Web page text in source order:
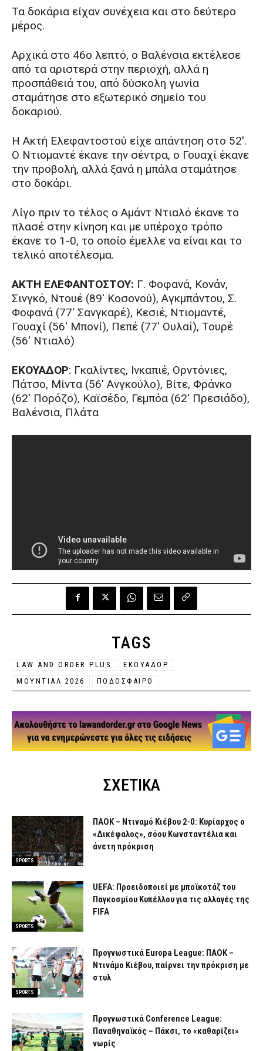
Τα δοκάρια είχαν συνέχεια και στο δεύτερο
μέρος.
Αρχικά στο 46ο λεπτό, ο Βαλένσια εκτέλεσε
από τα αριστερά στην περιοχή, αλλά η
προσπάθειά του, από δύσκολη γωνία
σταμάτησε στο εξωτερικό σημείο του
δοκαριού.
Η Ακτή Ελεφαντοστού είχε απάντηση στο 52′.
Ο Ντιομαντέ έκανε την σέντρα, ο Γουαχί έκανε
την προβολή, αλλά ξανά η μπάλα σταμάτησε
στο δοκάρι.
Λίγο πριν το τέλος ο Αμάντ Ντιαλό έκανε το
πλασέ στην κίνηση και με υπέροχο τρόπο
έκανε το 1-0, το οποίο έμελλε να είναι και το
τελικό αποτέλεσμα.
ΑΚΤΗ ΕΛΕΦΑΝΤΟΣΤΟΥ: Γ. Φοφανά, Κονάν,
Σινγκό, Ντουέ (89′ Κοσονού), Αγκμπάντου, Σ.
Φοφανά (77′ Σανγκαρέ), Κεσιέ, Ντιομαντέ,
Γουαχί (56′ Μπονί), Πεπέ (77′ Ουλαΐ), Τουρέ
(56′ Ντιαλό)
ΕΚΟΥΑΔΟΡ: Γκαλίντες, Ινκαπιέ, Ορντόνιες,
Πάτσο, Μίντα (56′ Ανγκούλο), Βίτε, Φράνκο
(62′ Πορόζο), Καϊσέδο, Γεμπόα (62′ Πρεσιάδο),
Βαλένσια, Πλάτα
TAGS
LAW AND ORDER PLUS
ΕΚΟΥΑΔΟΡ
ΜΟΥΝΤΙΑΛ 2026
ΠΟΔΟΣΦΑΙΡΟ
ΣΧΕΤΙΚΑ
SPORTS
ΠΑΟΚ – Ντιναμό Κιέβου 2-0: Κυρίαρχος ο
«Δικέφαλος», σόου Κωνσταντέλια και
άνετη πρόκριση
SPORTS
UEFA: Προειδοποιεί με μποϊκοτάζ του
Παγκοσμίου Κυπέλλου για τις αλλαγές της
FIFA
SPORTS
Προγνωστικά Europa League: ΠΑΟΚ –
Ντινάμο Κιέβου, παίρνει την πρόκριση με
στυλ
Προγνωστικά Conference League:
Παναθηναϊκός – Πάκσι, το «καθαρίζει»
νωρίς